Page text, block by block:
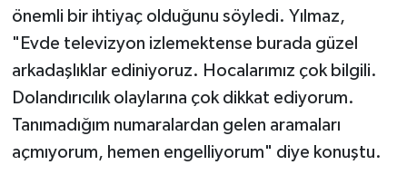
önemli bir ihtiyaç olduğunu söyledi. Yılmaz,
"Evde televizyon izlemektense burada güzel
arkadaşlıklar ediniyoruz. Hocalarımız çok bilgili.
Dolandırıcılık olaylarına çok dikkat ediyorum.
Tanımadığım numaralardan gelen aramaları
açmıyorum, hemen engelliyorum" diye konuştu.